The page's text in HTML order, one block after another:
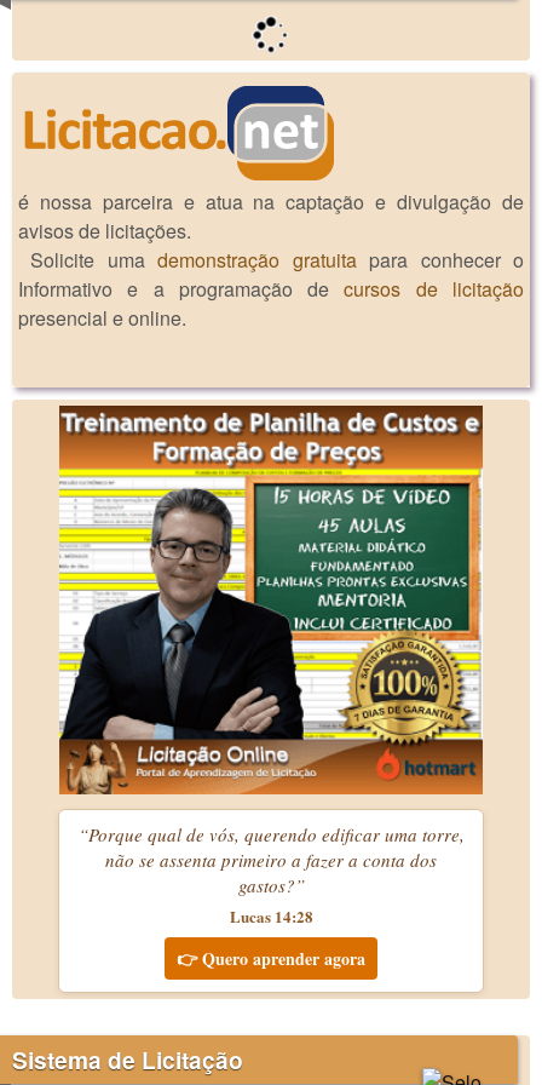
é nossa parceira e atua na captação e divulgação de
avisos de licitações.
Solicite umademonstração gratuitapara conhecer o
Informativo e a programação decursos de licitação
presencial e online.
“Porque qual de vós, querendo edificar uma torre,
não se assenta primeiro a fazer a conta dos
gastos?”
Lucas 14:28
👉 Quero aprender agora
Sistema de Licitação